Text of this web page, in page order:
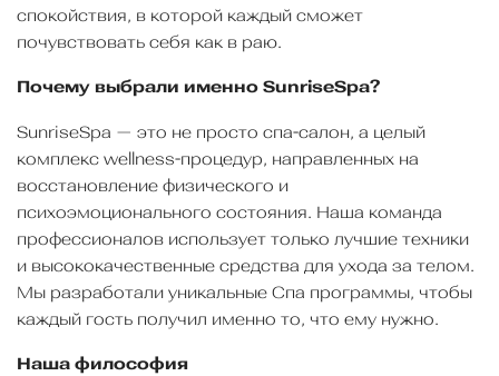
спокойствия, в которой каждый сможет
почувствовать себя как в раю.
Почему выбрали именно SunriseSpa?
SunriseSpa — это не просто спа-салон, а целый
комплекс wellness-процедур, направленных на
восстановление физического и
психоэмоционального состояния. Наша команда
профессионалов использует только лучшие техники
и высококачественные средства для ухода за телом.
Мы разработали уникальные Cпа программы, чтобы
каждый гость получил именно то, что ему нужно.
Наша философия